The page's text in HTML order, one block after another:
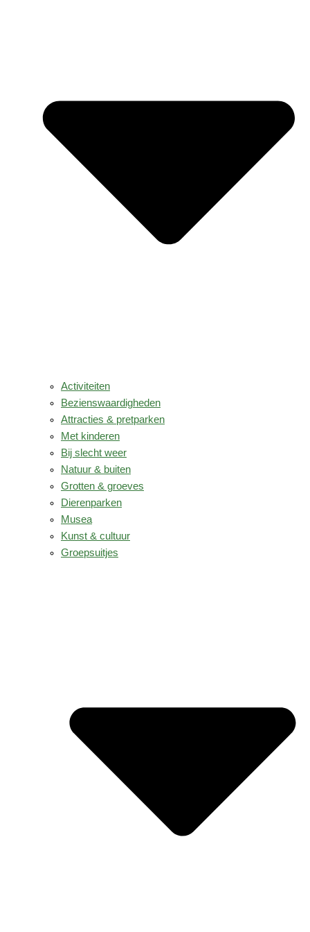
Activiteiten
Bezienswaardigheden
Attracties & pretparken
Met kinderen
Bij slecht weer
Natuur & buiten
Grotten & groeves
Dierenparken
Musea
Kunst & cultuur
Groepsuitjes